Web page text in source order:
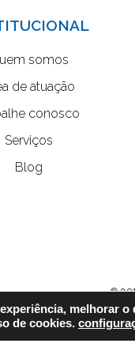
somos
de atuação
conosco
Serviços
Blog
©
melhorar
de cookies.